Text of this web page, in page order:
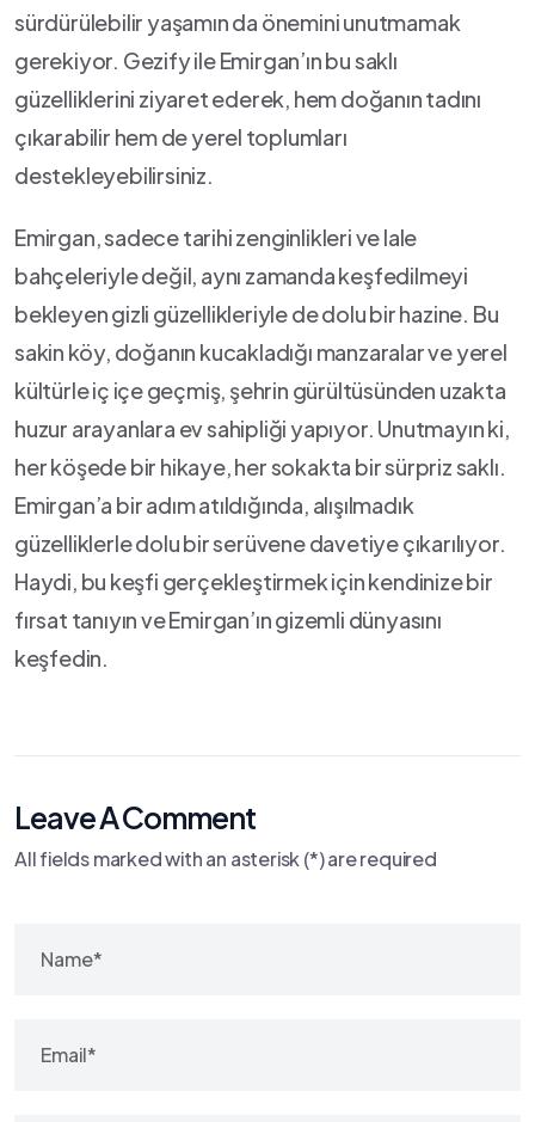
sürdürülebilir yaşamın da önemini unutmamak⁢
gerekiyor. Gezify ile Emirgan’ın bu saklı
güzelliklerini ziyaret ederek, hem doğanın ⁤tadını
çıkarabilir hem⁣ de yerel⁢ toplumları
destekleyebilirsiniz.
Emirgan, sadece tarihi zenginlikleri ve‍ lale
bahçeleriyle değil, aynı zamanda keşfedilmeyi
bekleyen gizli güzellikleriyle de dolu bir hazine. Bu
sakin ⁣köy, ​doğanın kucakladığı manzaralar ve yerel
‌kültürle iç içe ⁣geçmiş, şehrin gürültüsünden uzakta
huzur arayanlara ev sahipliği yapıyor. Unutmayın ki,
her köşede ​bir hikaye, her sokakta bir sürpriz saklı.
Emirgan’a bir adım atıldığında, alışılmadık
güzelliklerle dolu bir serüvene davetiye çıkarılıyor.
Haydi, bu⁤ keşfi gerçekleştirmek için ‍kendinize bir
fırsat tanıyın ve Emirgan’ın gizemli‌ dünyasını
⁣keşfedin.
Leave A Comment
All fields marked with an asterisk (*) are required